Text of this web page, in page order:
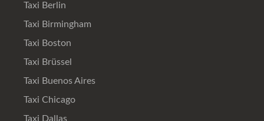
Taxi Berlin
Taxi Birmingham
Taxi Boston
Taxi Brüssel
Taxi Buenos Aires
Taxi Chicago
Taxi Dallas